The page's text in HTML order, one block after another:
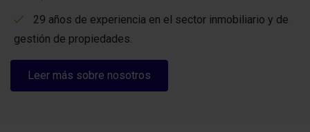
29 años de experiencia en el sector inmobiliario y de
gestión de propiedades.
Leer más sobre nosotros